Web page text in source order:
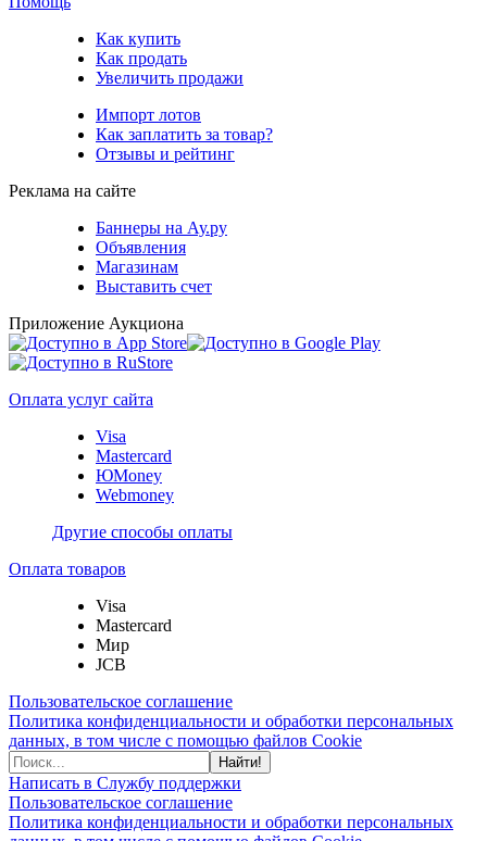
Как купить
Как продать
Увеличить продажи
Импорт лотов
Как заплатить за товар?
Отзывы и рейтинг
Реклама на сайте
Баннеры на Ау.ру
Объявления
Магазинам
Выставить счет
Приложение Аукциона
Оплата услуг сайта
Visa
Mastercard
ЮMoney
Webmoney
Другие способы оплаты
Оплата товаров
Visa
Mastercard
Мир
JCB
Пользовательское соглашение
Политика конфиденциальности и обработки персональных
данных, в том числе с помощью файлов Cookie
Найти!
Написать в Службу поддержки
Пользовательское соглашение
Политика конфиденциальности и обработки персональных